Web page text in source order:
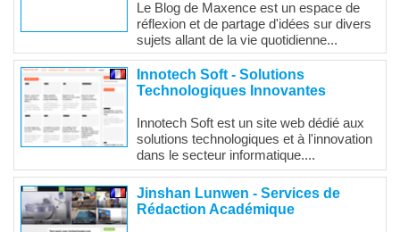
Le Blog de Maxence est un espace de
réflexion et de partage d'idées sur divers
sujets allant de la vie quotidienne...
Innotech Soft - Solutions
Technologiques Innovantes
Innotech Soft est un site web dédié aux
solutions technologiques et à l'innovation
dans le secteur informatique....
Jinshan Lunwen - Services de
Rédaction Académique